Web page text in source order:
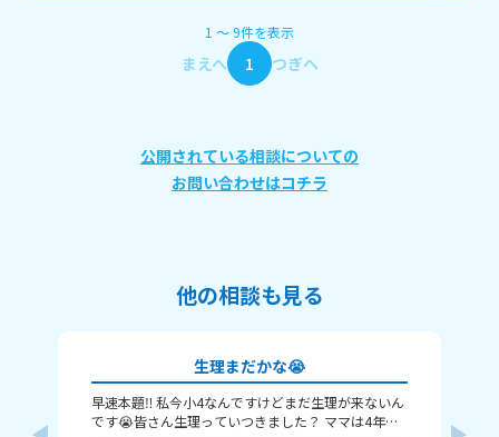
1 〜9件を表示
まえへ 1 つぎへ
公開されている相談についての
お問い合わせはコチラ
他の相談も見る
生理まだかな😭
早速本題‼️ 私今小4なんですけどまだ生理が来ないん
です😭皆さん生理っていつきました？ ママは4年生